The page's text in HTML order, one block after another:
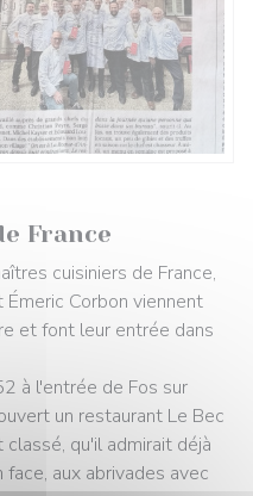
France
cuisiniers de France,
Corbon viennent
et font leur entrée dans
à l'entrée de Fos sur
un restaurant Le Bec
qu'il admirait déjà
aux abrivades avec